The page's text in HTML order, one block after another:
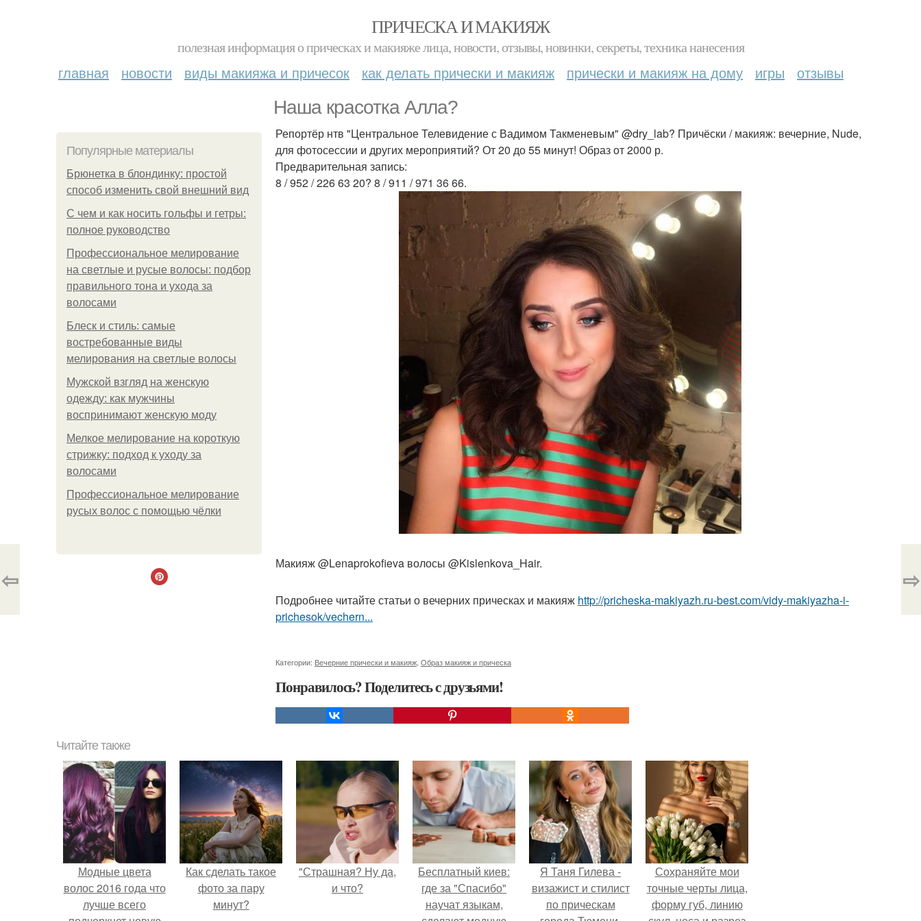
ПРИЧЕСКА И МАКИЯЖ
полезная информация о прическах и макияже лица, новости, отзывы, новинки, секреты, техника нанесения
главная новости виды макияжа и причесок как делать прически и макияж прически и макияж на дому игры отзывы
Наша красотка Алла?
Популярные материалы
Брюнетка в блондинку: простой
способ изменить свой внешний вид
С чем и как носить гольфы и гетры:
полное руководство
Профессиональное мелирование
на светлые и русые волосы: подбор
правильного тона и ухода за
волосами
Блеск и стиль: самые
востребованные виды
мелирования на светлые волосы
Мужской взгляд на женскую
одежду: как мужчины
воспринимают женскую моду
Мелкое мелирование на короткую
стрижку: подход к уходу за
волосами
Профессиональное мелирование
русых волос с помощью чёлки
Репортёр нтв "Центральное Телевидение с Вадимом Такменевым" @dry_lab? Причёски / макияж: вечерние, Nude,
для фотосессии и других мероприятий? От 20 до 55 минут! Образ от 2000 р.
Предварительная запись:
8 / 952 / 226 63 20? 8 / 911 / 971 36 66.
Макияж @Lenaprokofieva волосы @Kislenkova_Hair.
Подробнее читайте статьи о вечерних прическах и макияж http://pricheska-makiyazh.ru-best.com/vidy-makiyazha-i-
prichesok/vechern...
Категории: Вечерние прически и макияж Образ макияж и прическа
Понравилось? Поделитесь с друзьями!
⇦ ⇨
Читайте также
Модные цвета
волос 2016 года что
лучше всего
Как сделать такое
фото за пару
минут?
"Страшная? Ну да,
и что?
Бесплатный киев:
где за "Спасибо"
научат языкам,
Я Таня Гилева -
визажист и стилист
по прическам
Сохраняйте мои
точные черты лица,
форму губ, линию